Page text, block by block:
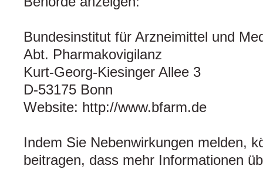
Bundesinstitut für Arzneimittel und
Abt. Pharmakovigilanz
Kurt-Georg-Kiesinger Allee 3
D-53175 Bonn
Website: http://www.bfarm.de
Indem Sie Nebenwirkungen melden,
beitragen, dass mehr Informationen